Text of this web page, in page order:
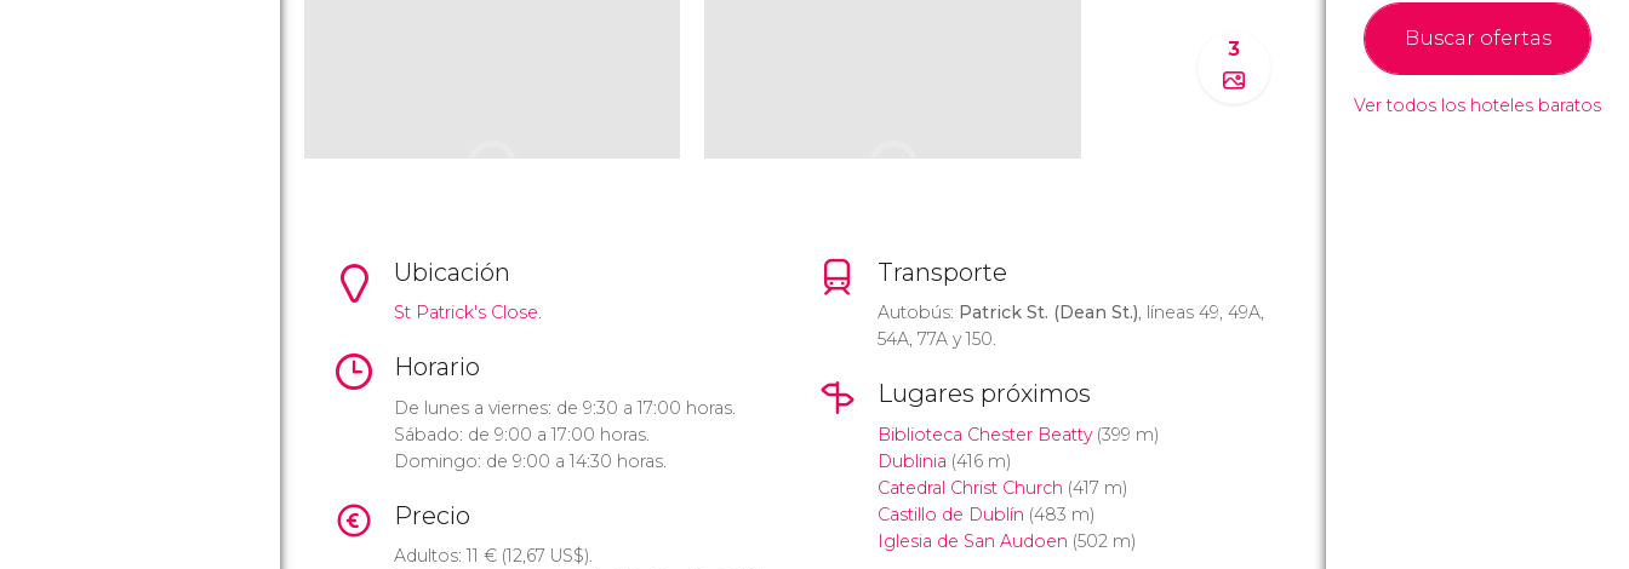
3
Ubicación
St Patrick's Close.
Horario
De lunes a viernes: de 9:30 a 17:00 horas.
Sábado: de 9:00 a 17:00 horas.
Domingo: de 9:00 a 14:30 horas.
Precio
Adultos: 11 € (12,67 US$).
Transporte
Autobús: Patrick St. (Dean St.), líneas 49, 49A,
54A, 77A y 150.
Lugares próximos
Biblioteca Chester Beatty(399 m)
Dublinia (416 m)
Catedral Christ Church (417 m)
Castillo de Dublín (483 m)
Iglesia de San Audoen (502 m)
Buscar ofertas
Ver todos los hoteles baratos